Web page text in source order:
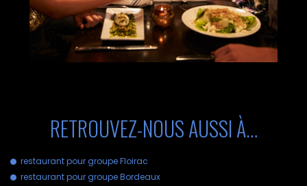
RETROUVEZ-NOUS AUSSI À…
restaurant pour groupe Floirac
restaurant pour groupe Bordeaux